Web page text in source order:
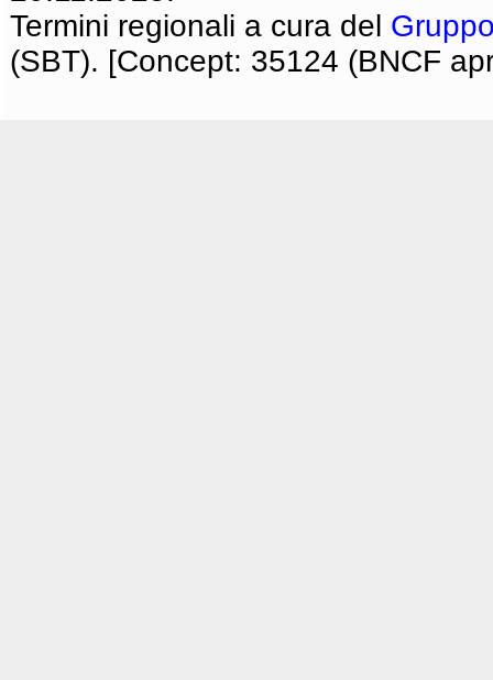
Termini regionali a cura del
(SBT). [Concept: 35124 (BNCF